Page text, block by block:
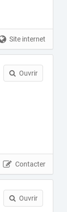
Site internet
Ouvrir
Contacter
Ouvrir